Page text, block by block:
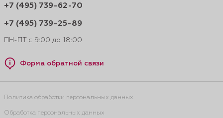
+7 (495) 739-62-70
+7 (495) 739-25-89
ПН-ПТ с 9:00 до 18:00
Форма обратной связи
Политика обработки персональных данных
Обработка персональных данных